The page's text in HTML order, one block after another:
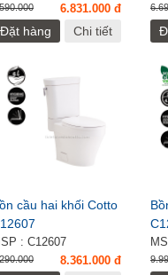
6.831.000 đ
Đặt hàng Chi tiết
cầu hai khối Cotto
: C12607
8.361.000 đ